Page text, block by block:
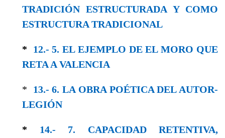
TRADICIÓN ESTRUCTURADA Y CΟΜO
ESTRUCTURA TRADICIONAL
* 12.- 5. EL EJEMPLO DE EL MORO QUE
RETA A VALENCIA
* 13.- 6. LA OBRA POÉTICA DEL AUTOR-
LEGΙÓΝ
* 14.- 7. CAPACIDAD RETENTIVA,